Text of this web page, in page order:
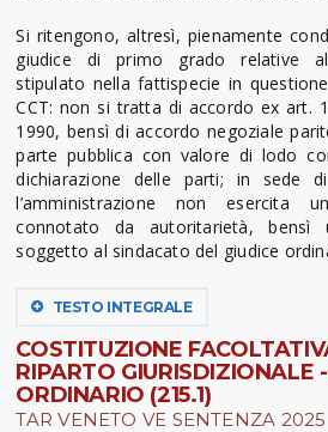
Si ritengono, altresì, pienamente
giudice di primo grado relative
stipulato nella fattispecie in
CCT: non si tratta di accordo ex art.
1990, bensì di accordo negoziale
parte pubblica con valore di lodo
dichiarazione delle parti; in sede
l’amministrazione non esercita
connotato da autoritarietà, bensì
soggetto al sindacato del giudice
TESTO INTEGRALE
COSTITUZIONE
RIPARTO GIURISDIZIONALE
ORDINARIO (215.1)
TAR VENETO VE SENTENZA 2025